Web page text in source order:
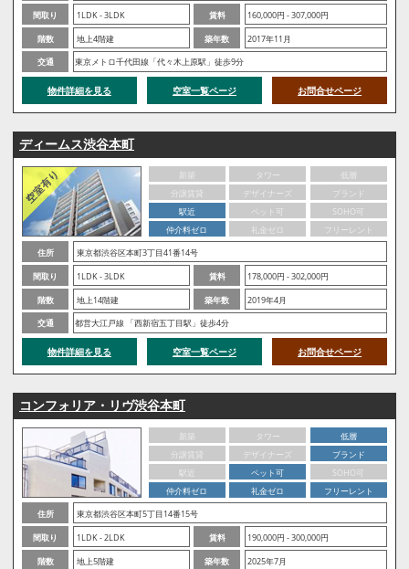
間取り
1LDK - 3LDK 賃料
160,000円 - 307,000円
階数
地上4階建 築年数
2017年11月
交通
東京メトロ千代田線「代々木上原駅」徒歩9分
物件詳細を見る 空室一覧ページ お問合せページ
ディームス渋谷本町
新築 タワー
低層
分譲賃貸
デザイナーズ
ブランド
駅近
ペット可
SOHO可
仲介料ゼロ
礼金ゼロ
フリーレント
住所
東京都渋谷区本町3丁目41番14号
間取り
1LDK - 3LDK 賃料
178,000円 - 302,000円
階数
地上14階建 築年数
2019年4月
交通
都営大江戸線 「西新宿五丁目駅」徒歩4分
物件詳細を見る 空室一覧ページ お問合せページ
コンフォリア・リヴ渋谷本町
新築 タワー
低層
分譲賃貸
デザイナーズ
ブランド
駅近
ペット可
SOHO可
仲介料ゼロ
礼金ゼロ
フリーレント
住所
東京都渋谷区本町5丁目14番15号
間取り
1LDK - 2LDK 賃料
190,000円 - 300,000円
階数
地上5階建 築年数 2025年7月